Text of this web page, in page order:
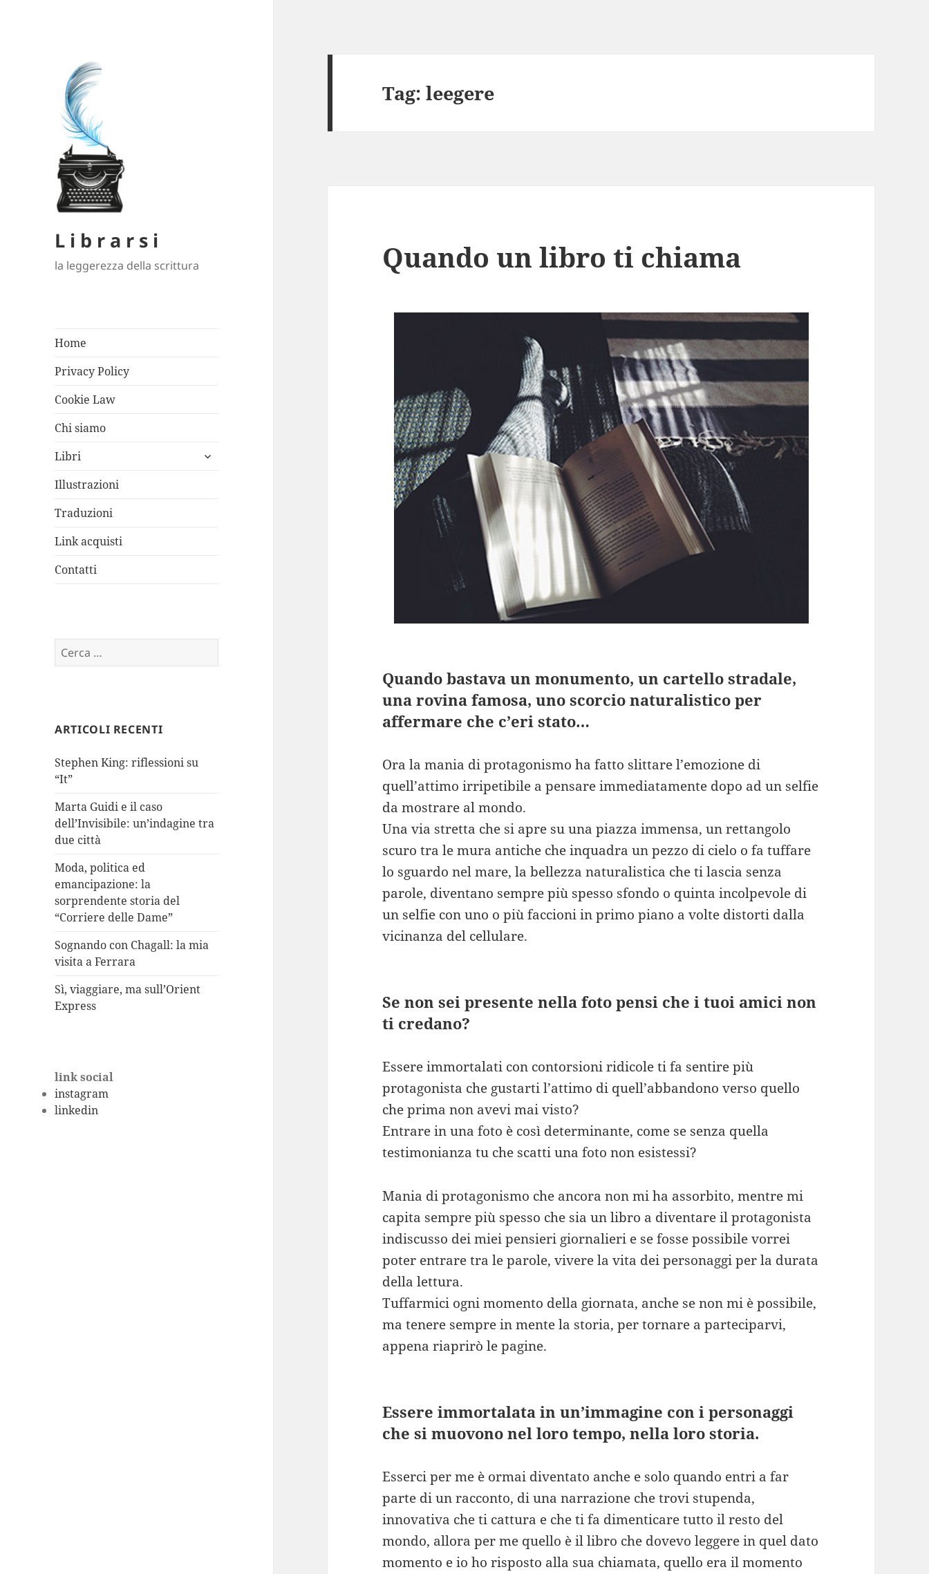
L i b r a r s i
la leggerezza della scrittura
Home
Privacy Policy
Cookie Law
Chi siamo
Libri
apri
Illustrazioni
Traduzioni
Link acquisti
Contatti
Ricerca
per:
ARTICOLI RECENTI
Stephen King: riflessioni su
“It”
Marta Guidi e il caso
dell’Invisibile: un’indagine tra
due città
Moda, politica ed
emancipazione: la
sorprendente storia del
“Corriere delle Dame”
Sognando con Chagall: la mia
visita a Ferrara
Sì, viaggiare, ma sull’Orient
Express
link social
instagram
linkedin
Tag:leegere
Quando un libro ti chiama
Quando bastava un monumento, un cartello stradale,
una rovina famosa, uno scorcio naturalistico per
affermare che c’eri stato…
Ora la mania di protagonismo ha fatto slittare l’emozione di
quell’attimo irripetibile a pensare immediatamente dopo ad un selfie
da mostrare al mondo.
Una via stretta che si apre su una piazza immensa, un rettangolo
scuro tra le mura antiche che inquadra un pezzo di cielo o fa tuffare
lo sguardo nel mare, la bellezza naturalistica che ti lascia senza
parole, diventano sempre più spesso sfondo o quinta incolpevole di
un selfie con uno o più faccioni in primo piano a volte distorti dalla
vicinanza del cellulare.
Se non sei presente nella foto pensi che i tuoi amici non
ti credano?
Essere immortalati con contorsioni ridicole ti fa sentire più
protagonista che gustarti l’attimo di quell’abbandono verso quello
che prima non avevi mai visto?
Entrare in una foto è così determinante, come se senza quella
testimonianza tu che scatti una foto non esistessi?
Mania di protagonismo che ancora non mi ha assorbito, mentre mi
capita sempre più spesso che sia un libro a diventare il protagonista
indiscusso dei miei pensieri giornalieri e se fosse possibile vorrei
poter entrare tra le parole, vivere la vita dei personaggi per la durata
della lettura.
Tuffarmici ogni momento della giornata, anche se non mi è possibile,
ma tenere sempre in mente la storia, per tornare a parteciparvi,
appena riaprirò le pagine.
Essere immortalata in un’immagine con i personaggi
che si muovono nel loro tempo, nella loro storia.
Esserci per me è ormai diventato anche e solo quando entri a far
parte di un racconto, di una narrazione che trovi stupenda,
innovativa che ti cattura e che ti fa dimenticare tutto il resto del
mondo, allora per me quello è il libro che dovevo leggere in quel dato
momento e io ho risposto alla sua chiamata, quello era il momento